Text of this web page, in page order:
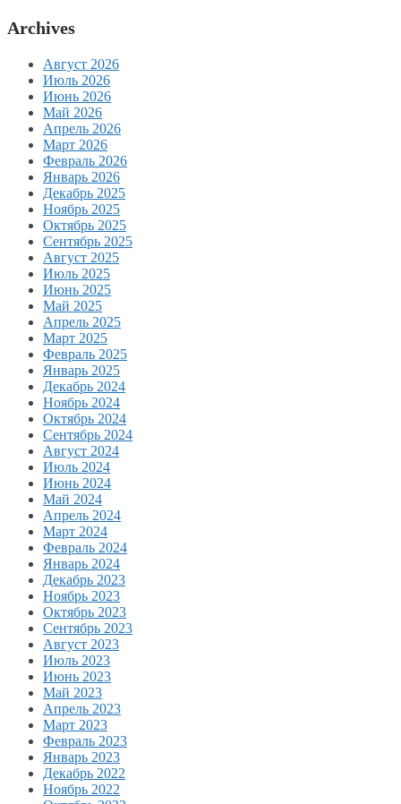
Archives
Август 2026
Июль 2026
Июнь 2026
Май 2026
Апрель 2026
Март 2026
Февраль 2026
Январь 2026
Декабрь 2025
Ноябрь 2025
Октябрь 2025
Сентябрь 2025
Август 2025
Июль 2025
Июнь 2025
Май 2025
Апрель 2025
Март 2025
Февраль 2025
Январь 2025
Декабрь 2024
Ноябрь 2024
Октябрь 2024
Сентябрь 2024
Август 2024
Июль 2024
Июнь 2024
Май 2024
Апрель 2024
Март 2024
Февраль 2024
Январь 2024
Декабрь 2023
Ноябрь 2023
Октябрь 2023
Сентябрь 2023
Август 2023
Июль 2023
Июнь 2023
Май 2023
Апрель 2023
Март 2023
Февраль 2023
Январь 2023
Декабрь 2022
Ноябрь 2022